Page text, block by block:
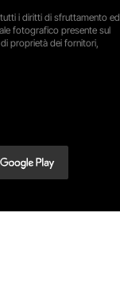
i diritti di sfruttamento ed
fotografico presente sul
proprietà dei fornitori,